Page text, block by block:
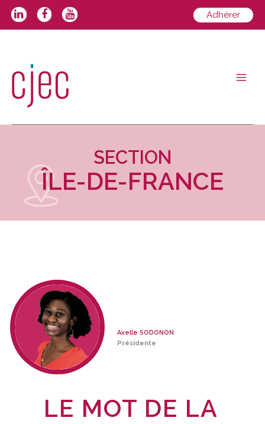
Adhérer
SECTION
ÎLE-DE-FRANCE
Axelle SODONON
Présidente
LE MOT DE LA